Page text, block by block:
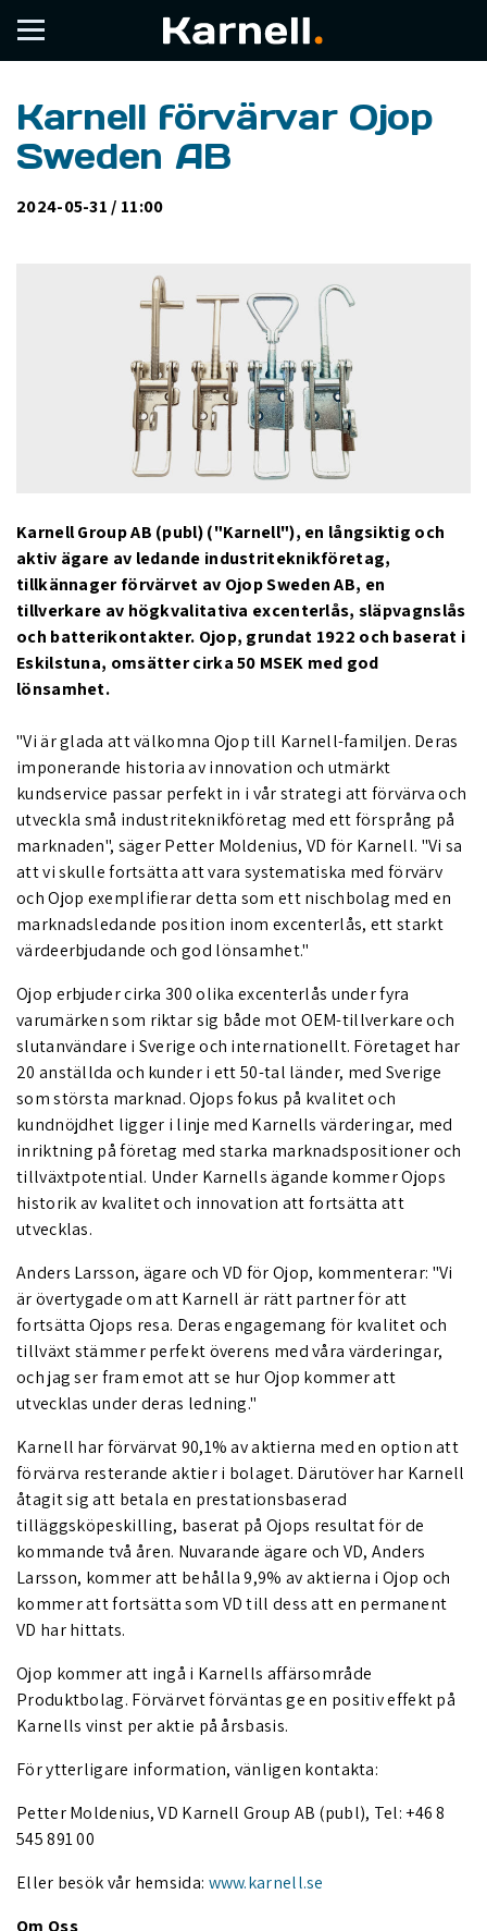
Karnell förvärvar Ojop
Sweden AB
2024-05-31 / 11:00
Karnell Group AB (publ) ("Karnell"), en långsiktig och
aktiv ägare av ledande industriteknikföretag,
tillkännager förvärvet av Ojop Sweden AB, en
tillverkare av högkvalitativa excenterlås, släpvagnslås
och batterikontakter. Ojop, grundat 1922 och baserat i
Eskilstuna, omsätter cirka 50 MSEK med god
lönsamhet.
"Vi är glada att välkomna Ojop till Karnell-familjen. Deras
imponerande historia av innovation och utmärkt
kundservice passar perfekt in i vår strategi att förvärva och
utveckla små industriteknikföretag med ett försprång på
marknaden", säger Petter Moldenius, VD för Karnell. "Vi sa
att vi skulle fortsätta att vara systematiska med förvärv
och Ojop exemplifierar detta som ett nischbolag med en
marknadsledande position inom excenterlås, ett starkt
värdeerbjudande och god lönsamhet."
Ojop erbjuder cirka 300 olika excenterlås under fyra
varumärken som riktar sig både mot OEM-tillverkare och
slutanvändare i Sverige och internationellt. Företaget har
20 anställda och kunder i ett 50-tal länder, med Sverige
som största marknad. Ojops fokus på kvalitet och
kundnöjdhet ligger i linje med Karnells värderingar, med
inriktning på företag med starka marknadspositioner och
tillväxtpotential. Under Karnells ägande kommer Ojops
historik av kvalitet och innovation att fortsätta att
utvecklas.
Anders Larsson, ägare och VD för Ojop, kommenterar: "Vi
är övertygade om att Karnell är rätt partner för att
fortsätta Ojops resa. Deras engagemang för kvalitet och
tillväxt stämmer perfekt överens med våra värderingar,
och jag ser fram emot att se hur Ojop kommer att
utvecklas under deras ledning."
Karnell har förvärvat 90,1% av aktierna med en option att
förvärva resterande aktier i bolaget. Därutöver har Karnell
åtagit sig att betala en prestationsbaserad
tilläggsköpeskilling, baserat på Ojops resultat för de
kommande två åren. Nuvarande ägare och VD, Anders
Larsson, kommer att behålla 9,9% av aktierna i Ojop och
kommer att fortsätta som VD till dess att en permanent
VD har hittats.
Ojop kommer att ingå i Karnells affärsområde
Produktbolag. Förvärvet förväntas ge en positiv effekt på
Karnells vinst per aktie på årsbasis.
För ytterligare information, vänligen kontakta:
Petter Moldenius, VD Karnell Group AB (publ), Tel: +46 8
545 891 00
Eller besök vår hemsida: www.karnell.se
Om Oss